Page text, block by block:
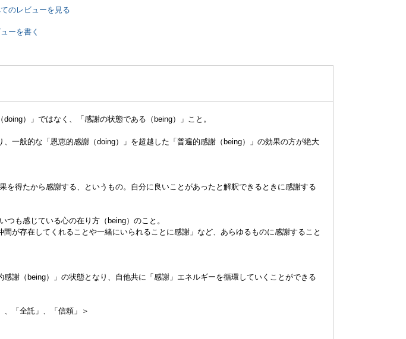
のレビューを見る
ーを書く
）」ではなく、「感謝の状態である（being）」こと。
一般的な「恩恵的感謝（doing）」を超越した「普遍的感謝（being）」の効果の方が絶大
得たから感謝する、というもの。自分に良いことがあったと解釈できるときに感謝する
も感じている心の在り方（being）のこと。
が存在してくれることや一緒にいられることに感謝」など、あらゆるものに感謝すること
謝（being）」の状態となり、自他共に「感謝」エネルギーを循環していくことができる
、「全託」、「信頼」＞